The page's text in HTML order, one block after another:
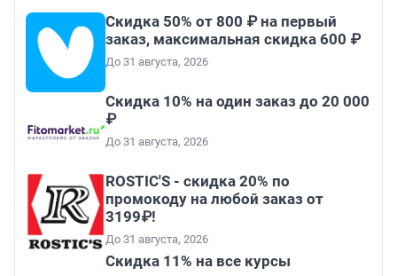
Скидка 50% от 800 ₽ на первый
заказ, максимальная скидка 600 ₽
До 31 августа, 2026
Скидка 10% на один заказ до 20 000
₽
До 31 августа, 2026
ROSTIC'S - скидка 20% по
промокоду на любой заказ от
3199₽!
До 31 августа, 2026
Скидка 11% на все курсы